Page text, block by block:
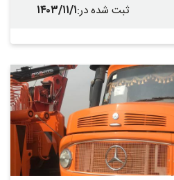
ثبت شده در:۱۴۰۳/۱۱/۱